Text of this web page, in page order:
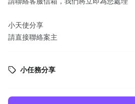
小天使分享
請直接聯絡案主
小任務分享